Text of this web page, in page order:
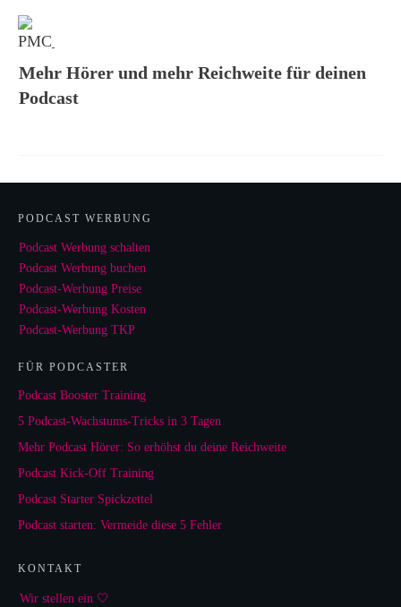
Mehr Hörer und mehr Reichweite für deinen
Podcast
PODCAST WERBUNG
Podcast Werbung schalten
Podcast Werbung buchen
Podcast-Werbung Preise
Podcast-Werbung Kosten
Podcast-Werbung TKP
FÜR PODCASTER
Podcast Booster Training
5 Podcast-Wachstums-Tricks in 3 Tagen
Mehr Podcast Hörer: So erhöhst du deine Reichweite
Podcast Kick-Off Training
Podcast Starter Spickzettel
Podcast starten: Vermeide diese 5 Fehler
KONTAKT
Wir stellen ein 🤍